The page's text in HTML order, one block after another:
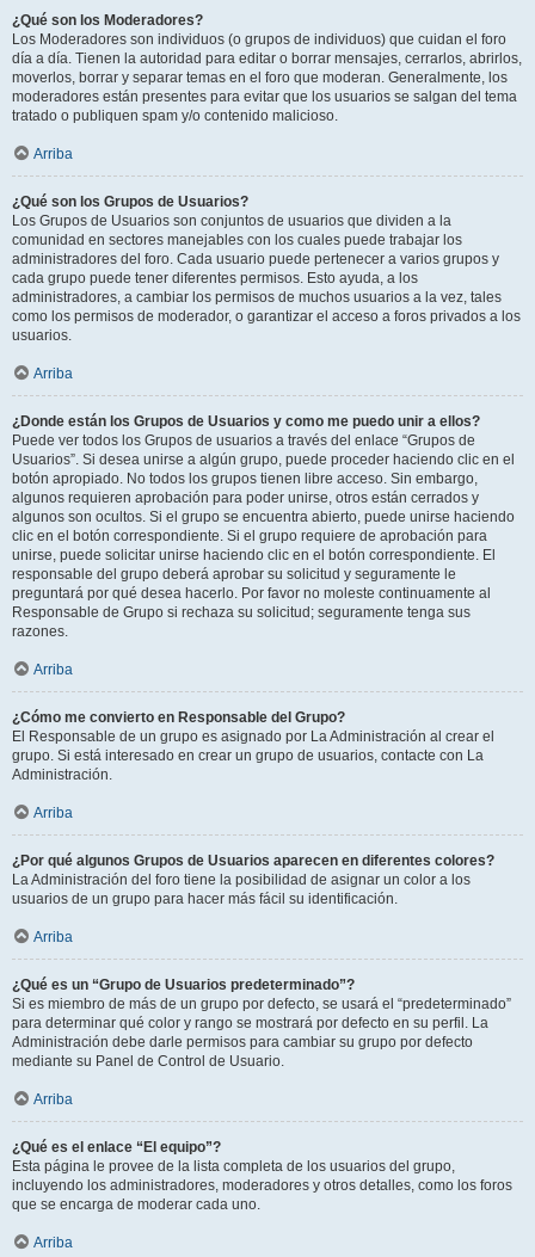
¿Qué son los Moderadores?
Los Moderadores son individuos (o grupos de individuos) que cuidan el foro
día a día. Tienen la autoridad para editar o borrar mensajes, cerrarlos, abrirlos,
moverlos, borrar y separar temas en el foro que moderan. Generalmente, los
moderadores están presentes para evitar que los usuarios se salgan del tema
tratado o publiquen spam y/o contenido malicioso.
Arriba
¿Qué son los Grupos de Usuarios?
Los Grupos de Usuarios son conjuntos de usuarios que dividen a la
comunidad en sectores manejables con los cuales puede trabajar los
administradores del foro. Cada usuario puede pertenecer a varios grupos y
cada grupo puede tener diferentes permisos. Esto ayuda, a los
administradores, a cambiar los permisos de muchos usuarios a la vez, tales
como los permisos de moderador, o garantizar el acceso a foros privados a los
usuarios.
Arriba
¿Donde están los Grupos de Usuarios y como me puedo unir a ellos?
Puede ver todos los Grupos de usuarios a través del enlace “Grupos de
Usuarios”. Si desea unirse a algún grupo, puede proceder haciendo clic en el
botón apropiado. No todos los grupos tienen libre acceso. Sin embargo,
algunos requieren aprobación para poder unirse, otros están cerrados y
algunos son ocultos. Si el grupo se encuentra abierto, puede unirse haciendo
clic en el botón correspondiente. Si el grupo requiere de aprobación para
unirse, puede solicitar unirse haciendo clic en el botón correspondiente. El
responsable del grupo deberá aprobar su solicitud y seguramente le
preguntará por qué desea hacerlo. Por favor no moleste continuamente al
Responsable de Grupo si rechaza su solicitud; seguramente tenga sus
razones.
Arriba
¿Cómo me convierto en Responsable del Grupo?
El Responsable de un grupo es asignado por La Administración al crear el
grupo. Si está interesado en crear un grupo de usuarios, contacte con La
Administración.
Arriba
¿Por qué algunos Grupos de Usuarios aparecen en diferentes colores?
La Administración del foro tiene la posibilidad de asignar un color a los
usuarios de un grupo para hacer más fácil su identificación.
Arriba
¿Qué es un “Grupo de Usuarios predeterminado”?
Si es miembro de más de un grupo por defecto, se usará el “predeterminado”
para determinar qué color y rango se mostrará por defecto en su perfil. La
Administración debe darle permisos para cambiar su grupo por defecto
mediante su Panel de Control de Usuario.
Arriba
¿Qué es el enlace “El equipo”?
Esta página le provee de la lista completa de los usuarios del grupo,
incluyendo los administradores, moderadores y otros detalles, como los foros
que se encarga de moderar cada uno.
Arriba